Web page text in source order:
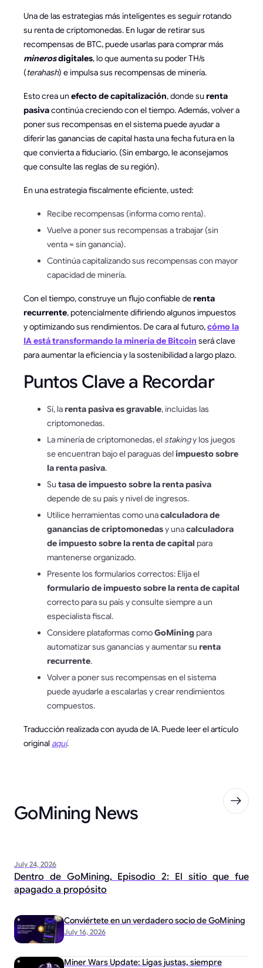
Una de las estrategias más inteligentes es seguir rotando
su renta de criptomonedas. En lugar de retirar sus
recompensas de BTC, puede usarlas para comprar más
minerosdigitales, lo que aumenta su poder TH/s
(terahash) e impulsa sus recompensas de minería.
Esto crea un efecto de capitalización, donde su renta
pasivacontinúa creciendo con el tiempo. Además, volver a
poner sus recompensas en el sistema puede ayudar a
diferir las ganancias de capital hasta una fecha futura en la
que convierta a fiduciario. (Sin embargo, le aconsejamos
que consulte las reglas de su región).
En una estrategia fiscalmente eficiente, usted:
Recibe recompensas (informa como renta).
Vuelve a poner sus recompensas a trabajar (sin
venta = sin ganancia).
Continúa capitalizando sus recompensas con mayor
capacidad de minería.
Con el tiempo, construye un flujo confiable derenta
recurrente, potencialmente difiriendo algunos impuestos
y optimizando sus rendimientos. De cara al futuro,cómo la
IA está transformando la minería de Bitcoin será clave
para aumentar la eficiencia y la sostenibilidad a largo plazo.
Puntos Clave a Recordar
Sí, larenta pasiva es gravable, incluidas las
criptomonedas.
La minería de criptomonedas, el stakingy los juegos
se encuentran bajo el paraguas del impuesto sobre
la renta pasiva.
Su tasa de impuesto sobre la renta pasiva
depende de su país y nivel de ingresos.
Utilice herramientas como unacalculadora de
ganancias de criptomonedasy unacalculadora
de impuesto sobre la renta de capital para
mantenerse organizado.
Presente los formularios correctos: Elija el
formulario de impuesto sobre la renta de capital
correcto para su país y consulte siempre a un
especialista fiscal.
Considere plataformas comoGoMiningpara
automatizar sus ganancias y aumentar su renta
recurrente.
Volver a poner sus recompensas en el sistema
puede ayudarle a escalarlas y crear rendimientos
compuestos.
Traducción realizada con ayuda de IA. Puede leer el artículo
original aquí.
GoMining News
July 24, 2026
Dentro de GoMining, Episodio 2: El sitio que fue
apagado a propósito
July 16, 2026
Conviértete en un verdadero socio de GoMining
Miner Wars Update: Ligas justas, siempre